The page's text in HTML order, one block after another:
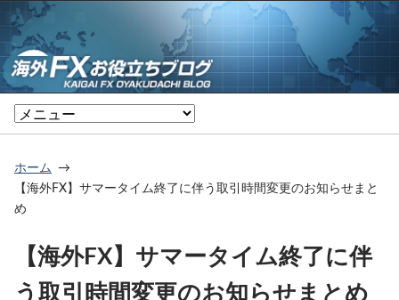
ホーム
【海外FX】サマータイム終了に伴う取引時間変更のお知らせまと
め
【海外FX】サマータイム終了に伴
う取引時間変更のお知らせまとめ